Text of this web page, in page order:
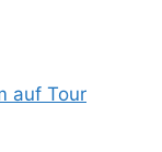
auf Tour